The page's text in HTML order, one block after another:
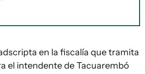
en la fiscalía que tramita
el intendente de Tacuarembó